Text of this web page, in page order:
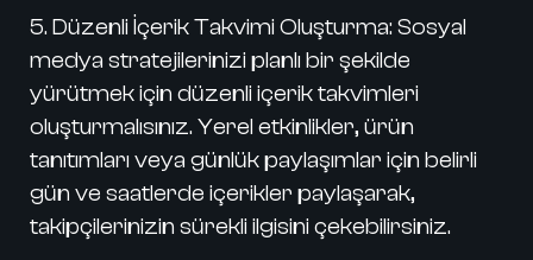
5. Düzenli İçerik Takvimi Oluşturma: Sosyal
medya stratejilerinizi planlı bir şekilde
yürütmek için düzenli içerik takvimleri
oluşturmalısınız. Yerel etkinlikler, ürün
tanıtımları veya günlük paylaşımlar için belirli
gün ve saatlerde içerikler paylaşarak,
takipçilerinizin sürekli ilgisini çekebilirsiniz.